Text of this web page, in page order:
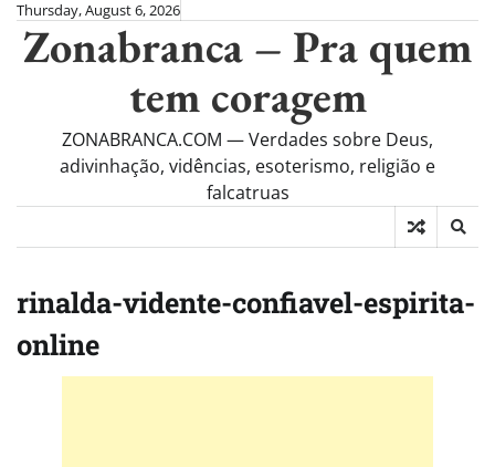
Skip
content
Thursday, August 6, 2026
Zonabranca – Pra quem
tem coragem
ZONABRANCA.COM — Verdades sobre Deus,
adivinhação, vidências, esoterismo, religião e
falcatruas
rinalda-vidente-confiavel-espirita-
online